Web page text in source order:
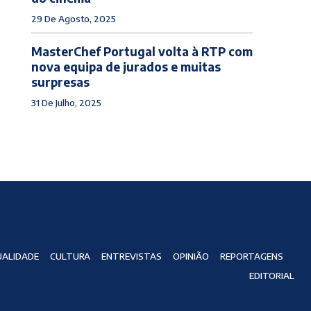
29 De Agosto, 2025
MasterChef Portugal volta à RTP com
nova equipa de jurados e muitas
surpresas
31 De Julho, 2025
CULTURA ENTREVISTAS OPINIÃO
REPORTAGENS
EDITORIAL